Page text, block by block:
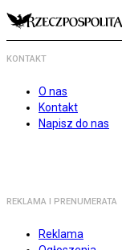
KONTAKT
O nas
Kontakt
Napisz do nas
REKLAMA I PRENUMERATA
Reklama